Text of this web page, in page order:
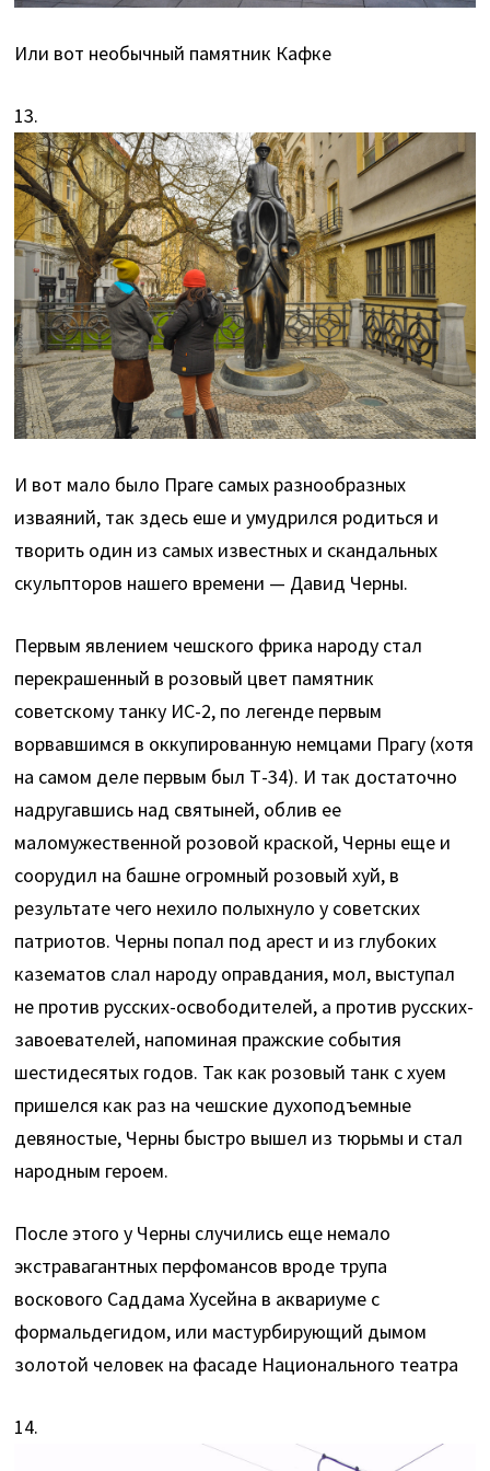
Или вот необычный памятник Кафке
13.
И вот мало было Праге самых разнообразных
изваяний, так здесь еше и умудрился родиться и
творить один из самых известных и скандальных
скульпторов нашего времени — Давид Черны.
Первым явлением чешского фрика народу стал
перекрашенный в розовый цвет памятник
советскому танку ИС-2, по легенде первым
ворвавшимся в оккупированную немцами Прагу (хотя
на самом деле первым был Т-34). И так достаточно
надругавшись над святыней, облив ее
маломужественной розовой краской, Черны еще и
соорудил на башне огромный розовый хуй, в
результате чего нехило полыхнуло у советских
патриотов. Черны попал под арест и из глубоких
казематов слал народу оправдания, мол, выступал
не против русских-освободителей, а против русских-
завоевателей, напоминая пражские события
шестидесятых годов. Так как розовый танк с хуем
пришелся как раз на чешские духоподъемные
девяностые, Черны быстро вышел из тюрьмы и стал
народным героем.
После этого у Черны случились еще немало
экстравагантных перфомансов вроде трупа
воскового Саддама Хусейна в аквариуме с
формальдегидом, или мастурбирующий дымом
золотой человек на фасаде Национального театра
14.